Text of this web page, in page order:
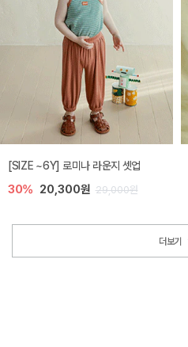
[SIZE ~6Y] 로미나 라운지 셋업
30% 20,300원 29,000원
더보기